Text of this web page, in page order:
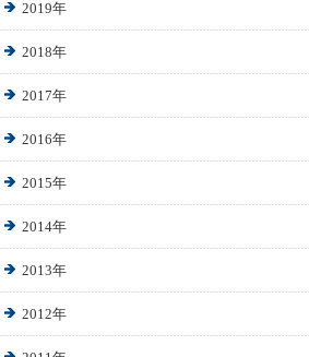
2019年
2018年
2017年
2016年
2015年
2014年
2013年
2012年